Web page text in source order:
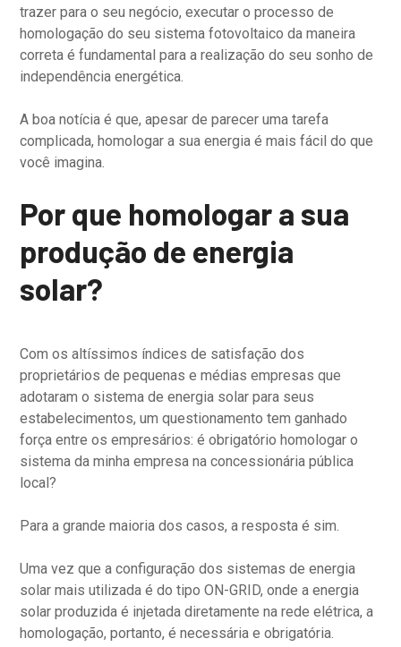
trazer para o seu negócio, executar o processo de
homologação do seu sistema fotovoltaico da maneira
correta é fundamental para a realização do seu sonho de
independência energética.
A boa notícia é que, apesar de parecer uma tarefa
complicada, homologar a sua energia é mais fácil do que
você imagina.
Por que homologar a sua
produção de energia
solar?
Com os altíssimos índices de satisfação dos
proprietários de pequenas e médias empresas que
adotaram o sistema de energia solar para seus
estabelecimentos, um questionamento tem ganhado
força entre os empresários: é obrigatório homologar o
sistema da minha empresa na concessionária pública
local?
Para a grande maioria dos casos, a resposta é sim.
Uma vez que a configuração dos sistemas de energia
solar mais utilizada é do tipo ON-GRID, onde a energia
solar produzida é injetada diretamente na rede elétrica, a
homologação, portanto, é necessária e obrigatória.